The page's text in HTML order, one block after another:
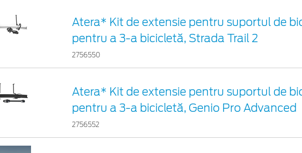
Atera* Kit de extensie pentru suportul de
pentru a 3-a bicicletă, Strada Trail 2
2756550
Atera* Kit de extensie pentru suportul de
pentru a 3-a bicicletă, Genio Pro Advanced
2756552